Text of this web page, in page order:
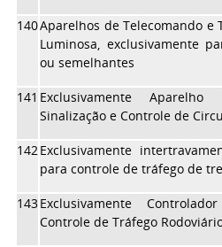
140Aparelhos de Telecomando e
Luminosa, exclusivamente
ou semelhantes
141 Exclusivamente
Sinalização e Controle de
142Exclusivamente
para controle de tráfego de
143Exclusivamente
Controle de Tráfego